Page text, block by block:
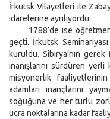
İrkutsk Vilayetleri ile
idarelerine ayrılıyordu.
1788’de ise öğretmen
geçti. İrkutsk
kuruldu. Sibirya’nın
inanışlarını sürdüren
misyonerlik
adamları inançlarını
soğuğuna ve her türlü
ücra noktalarına kadar